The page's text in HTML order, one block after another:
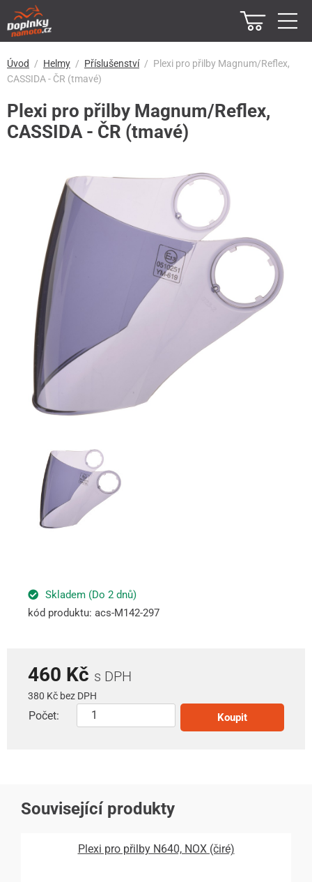
Úvod Helmy Příslušenství
Plexi pro přilby Magnum/Reflex,
CASSIDA - ČR (tmavé)
Plexi pro přilby Magnum/Reflex,
CASSIDA - ČR (tmavé)
Skladem (Do 2 dnů)
kód produktu: acs-M142-297
460 Kč s DPH
380 Kč bez DPH
Počet: Koupit
Související produkty
Plexi pro přilby N640, NOX (čiré)